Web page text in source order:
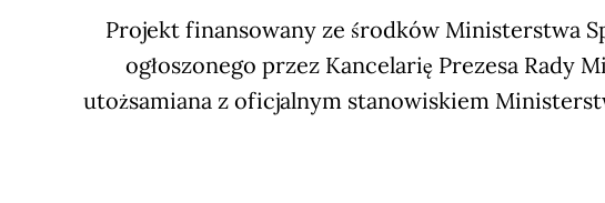
Projekt finansowany ze środków Ministerstwa
ogłoszonego przez Kancelarię Prezesa
utożsamiana z oficjalnym stanowiskiem